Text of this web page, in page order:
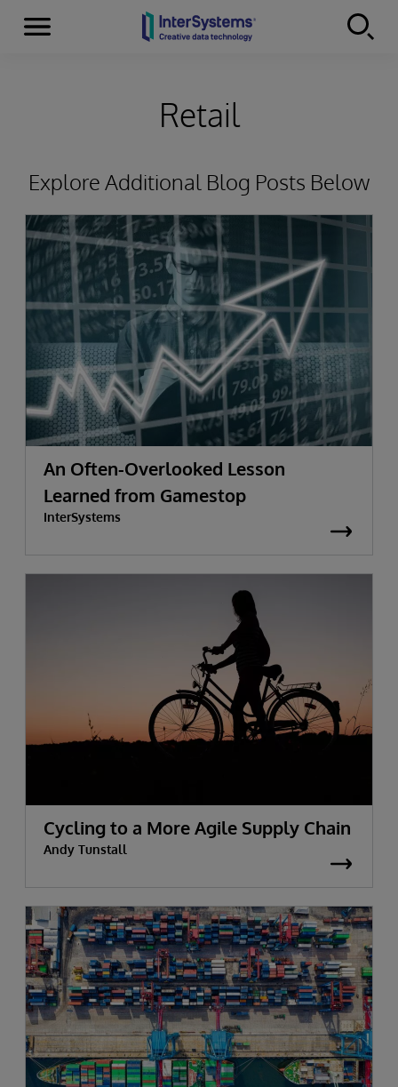
Skip to content
Menu
Retail
Explore Additional Blog Posts Below
An Often-Overlooked Lesson
Learned from Gamestop
InterSystems
Cycling to a More Agile Supply Chain
Andy Tunstall